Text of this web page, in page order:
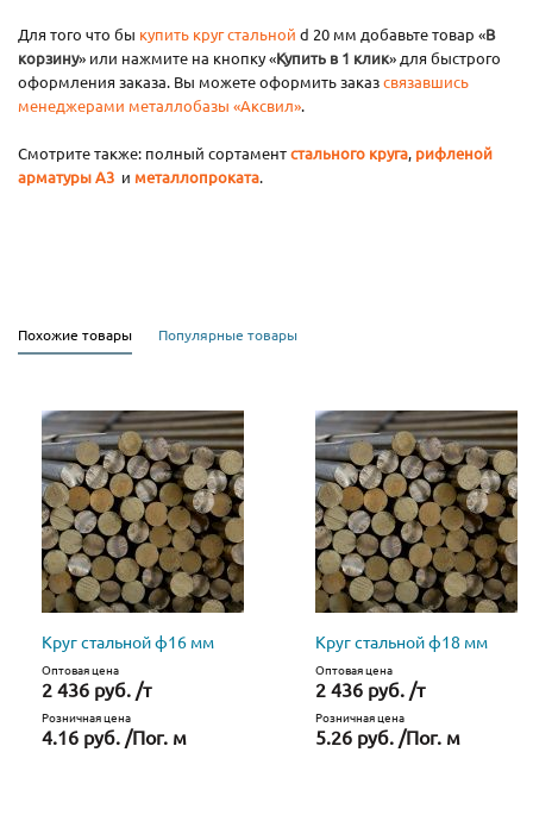
Для того что бы купить круг стальной d 20 мм добавьте товар «В
корзину» или нажмите на кнопку «Купить в 1 клик» для быстрого
оформления заказа. Вы можете оформить заказсвязавшись
менеджерами металлобазы «Аксвил».
Смотрите также: полный сортаментстального круга, рифленой
арматуры А3 и металлопроката.
Похожие товары Популярные товары
Круг стальной ф16 мм
Оптовая цена
2 436 руб. /т
Розничная цена
4.16 руб. /Пог. м
Круг стальной ф18 мм
Оптовая цена
2 436 руб. /т
Розничная цена
5.26 руб. /Пог. м